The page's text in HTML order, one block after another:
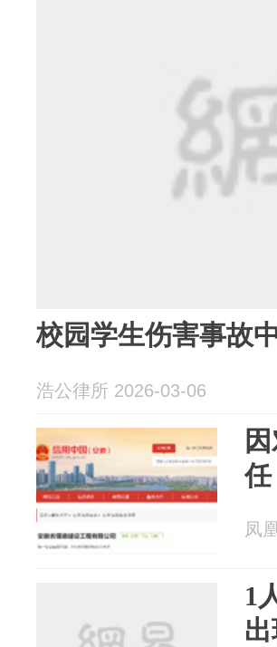
校园学生伤害事故
浩公律所 2026-03-06
凤
1